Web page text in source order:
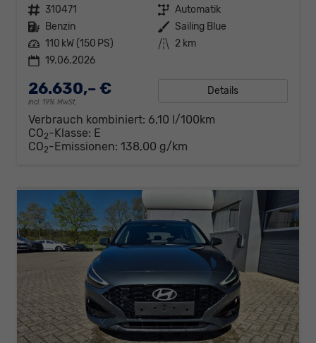
Fahrzeugnr. 310471 Getriebe Automatik
Kraftstoff Benzin Außenfarbe Sailing Blue
Leistung 110 kW (150 PS) Kilometerstand 2 km
19.06.2026
26.630,– €
incl. 19% MwSt.
Details
Verbrauch kombiniert: 6,10 l/100km
CO2-Klasse: E
CO2-Emissionen: 138,00 g/km